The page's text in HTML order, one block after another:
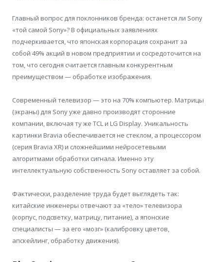
Главный вопрос для поклонников бренда: останется ли Sony
«той самой Sony»? В официальных заявлениях
подчеркивается, что японская корпорация сохранит за
собой 49% акций в новом предприятии и сосредоточится на
том, что сегодня считается главным конкурентным
преимуществом — обработке изображения.
Современный телевизор — это на 70% компьютер. Матрицы
(экраны) для Sony уже давно производят сторонние
компании, включая ту же TCL и LG Display. Уникальность
картинки Bravia обеспечивается не стеклом, а процессором
(серия Bravia XR) и сложнейшими нейросетевыми
алгоритмами обработки сигнала. Именно эту
интеллектуальную собственность Sony оставляет за собой.
Фактически, разделение труда будет выглядеть так:
китайские инженеры отвечают за «тело» телевизора
(корпус, подсветку, матрицу, питание), а японские
специалисты — за его «мозг» (калибровку цветов,
апскейлинг, обработку движения).